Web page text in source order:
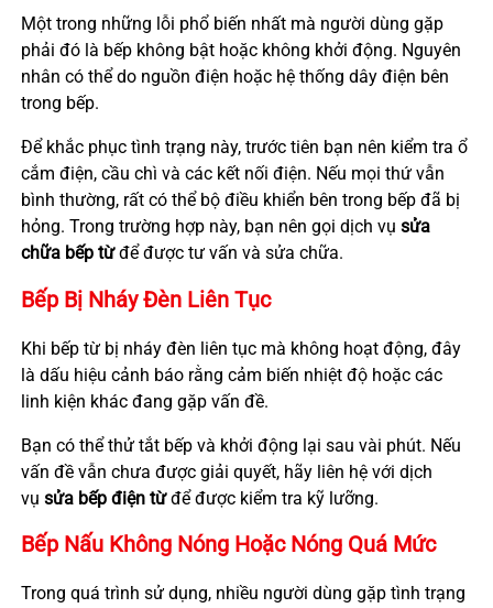
Một trong những lỗi phổ biến nhất mà người dùng gặp
phải đó là bếp không bật hoặc không khởi động. Nguyên
nhân có thể do nguồn điện hoặc hệ thống dây điện bên
trong bếp.
Để khắc phục tình trạng này, trước tiên bạn nên kiểm tra ổ
cắm điện, cầu chì và các kết nối điện. Nếu mọi thứ vẫn
bình thường, rất có thể bộ điều khiển bên trong bếp đã bị
hỏng. Trong trường hợp này, bạn nên gọi dịch vụ sửa
chữa bếp từđể được tư vấn và sửa chữa.
Bếp Bị Nháy Đèn Liên Tục
Khi bếp từ bị nháy đèn liên tục mà không hoạt động, đây
là dấu hiệu cảnh báo rằng cảm biến nhiệt độ hoặc các
linh kiện khác đang gặp vấn đề.
Bạn có thể thử tắt bếp và khởi động lại sau vài phút. Nếu
vấn đề vẫn chưa được giải quyết, hãy liên hệ với dịch
vụ sửa bếp điện từđể được kiểm tra kỹ lưỡng.
Bếp Nấu Không Nóng Hoặc Nóng Quá Mức
Trong quá trình sử dụng, nhiều người dùng gặp tình trạng